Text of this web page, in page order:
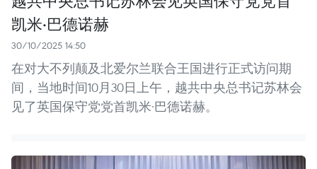
凯米·巴德诺赫
30/10/2025 14:50
在对大不列颠及北爱尔兰联合王国进行正式访问期
间，当地时间10月30日上午，越共中央总书记苏林会
见了英国保守党党首凯米·巴德诺赫。